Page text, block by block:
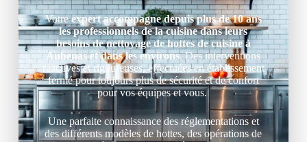
Votreexpert accompagne depuis plus de 10 ans
les professionnels de la cuisine dans leurs
besoins de nettoyage de hottes de cuisine à
Aubenas et dans les environs. Des interventions
réactives et rigoureuses, effectuées en établissement
fermé pour toujours plus de sécurité et de confort
pour vos équipes et vous.
Une parfaite connaissance des réglementations et
des différents modèles de hottes, des opérations de